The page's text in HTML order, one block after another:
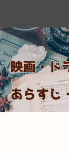
出来るだ